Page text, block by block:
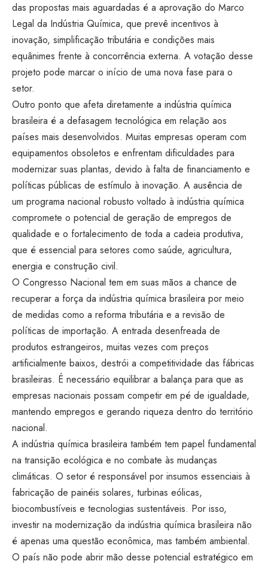
das propostas mais aguardadas é a aprovação do Marco
Legal da Indústria Química, que prevê incentivos à
inovação, simplificação tributária e condições mais
equânimes frente à concorrência externa. A votação desse
projeto pode marcar o início de uma nova fase para o
setor.
Outro ponto que afeta diretamente a indústria química
brasileira é a defasagem tecnológica em relação aos
países mais desenvolvidos. Muitas empresas operam com
equipamentos obsoletos e enfrentam dificuldades para
modernizar suas plantas, devido à falta de financiamento e
políticas públicas de estímulo à inovação. A ausência de
um programa nacional robusto voltado à indústria química
compromete o potencial de geração de empregos de
qualidade e o fortalecimento de toda a cadeia produtiva,
que é essencial para setores como saúde, agricultura,
energia e construção civil.
O Congresso Nacional tem em suas mãos a chance de
recuperar a força da indústria química brasileira por meio
de medidas como a reforma tributária e a revisão de
políticas de importação. A entrada desenfreada de
produtos estrangeiros, muitas vezes com preços
artificialmente baixos, destrói a competitividade das fábricas
brasileiras. É necessário equilibrar a balança para que as
empresas nacionais possam competir em pé de igualdade,
mantendo empregos e gerando riqueza dentro do território
nacional.
A indústria química brasileira também tem papel fundamental
na transição ecológica e no combate às mudanças
climáticas. O setor é responsável por insumos essenciais à
fabricação de painéis solares, turbinas eólicas,
biocombustíveis e tecnologias sustentáveis. Por isso,
investir na modernização da indústria química brasileira não
é apenas uma questão econômica, mas também ambiental.
O país não pode abrir mão desse potencial estratégico em